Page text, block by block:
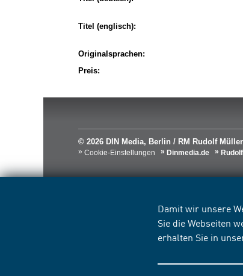
Damit wir unsere
Sie die Webseiten
erhalten Sie in
Titel (englisch):
Originalsprachen:
Preis:
© 2026 DIN Media, Berlin / RM Rudolf
Cookie-Einstellungen
Dinmedia.de